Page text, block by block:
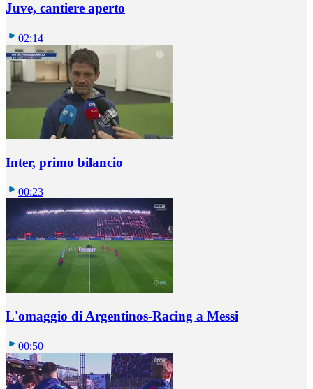
Juve, cantiere aperto
02:14
Inter, primo bilancio
00:23
L'omaggio di Argentinos-Racing a Messi
00:50